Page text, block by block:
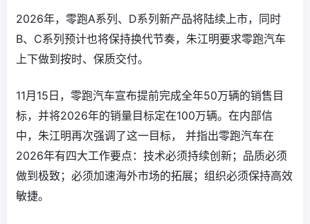
2026年，零跑A系列、D系列新产品将陆续上市，同时
B、C系列预计也将保持换代节奏，朱江明要求零跑汽车
上下做到按时、保质交付。
11月15日，零跑汽车宣布提前完成全年50万辆的销售目
标，并将2026年的销量目标定在100万辆。在内部信
中，朱江明再次强调了这一目标， 并指出零跑汽车在
2026年有四大工作要点：技术必须持续创新；品质必须
做到极致；必须加速海外市场的拓展；组织必须保持高效
敏捷。